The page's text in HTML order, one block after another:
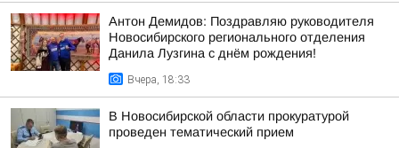
Антон Демидов: Поздравляю руководителя
Новосибирского регионального отделения
Данила Лузгина с днём рождения!
Вчера, 18:33
В Новосибирской области прокуратурой
проведен тематический прием